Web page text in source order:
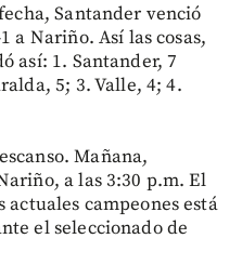
Santander venció
a Nariño. Así las cosas,
así: 1. Santander, 7
5; 3. Valle, 4; 4.
Mañana,
a las 3:30 p.m. El
campeones está
el seleccionado de